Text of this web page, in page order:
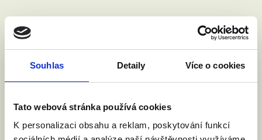
Souhlas Detaily Více o cookies
Tato webová stránka používá cookies
K personalizaci obsahu a reklam, poskytování funkcí
Souhlasím se zpracováním osobních údajů podle
zákona č. 101/2000 Sb.Přečíst